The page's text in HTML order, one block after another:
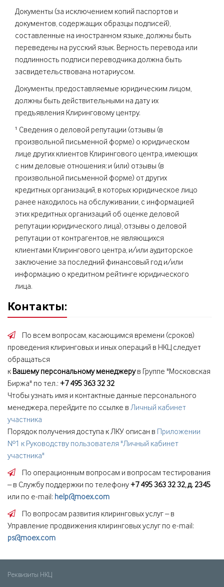
Документы (за исключением копий паспортов и
документов, содержащих образцы подписей),
составленные на иностранном языке, должны быть
переведены на русский язык. Верность перевода или
подлинность подписи переводчика должна быть
засвидетельствована нотариусом.
Документы, предоставляемые юридическим лицом,
должны быть действительными на дату их
предъявления Клиринговому центру.
¹ Сведения о деловой репутации (отзывы (в
произвольной письменной форме) о юридическом
лице других клиентов Клирингового центра, имеющих
с ним деловые отношения; и (или) отзывы (в
произвольной письменной форме) от других
кредитных организаций, в которых юридическое лицо
ранее находилось на обслуживании, с информацией
этих кредитных организаций об оценке деловой
репутации юридического лица), отзывы о деловой
репутации от контрагентов, не являющихся
клиентами Клирингового центра, и/или аудиторское
заключение за последний финансовый год и/или
информацию о кредитном рейтинге юридического
лица.
Контакты:
По всем вопросам, касающимся времени (сроков)
проведения клиринговых и иных операций в НКЦ следует
обращаться
к Вашему персональному менеджерув Группе "Московская
Биржа" по тел.: +7 495 363 32 32
Чтобы узнать имя и контактные данные персонального
менеджера, перейдите по ссылке в Личный кабинет
участника
Порядок получения доступа к ЛКУ описан в
Приложении
№1 к Руководству пользователя "Личный кабинет
участника"
По операционным вопросам и вопросам тестирования
– в Службу поддержки по телефону+7 495 363 32 32, д. 2345
или по e-mail: help@moex.com
По вопросам развития клиринговых услуг – в
Управление продвижения клиринговых услуг по e-mail:
ps@moex.com
Реквизиты НКЦ